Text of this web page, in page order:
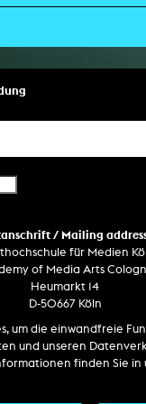
/ Mailing
für Medien
of Media Arts
Heumarkt 14
D-50667 Köln
Telefon
+49 221 201 89 -
guard +49 151 186 863 40
um die einwandfreie
und unseren
finden Sie in